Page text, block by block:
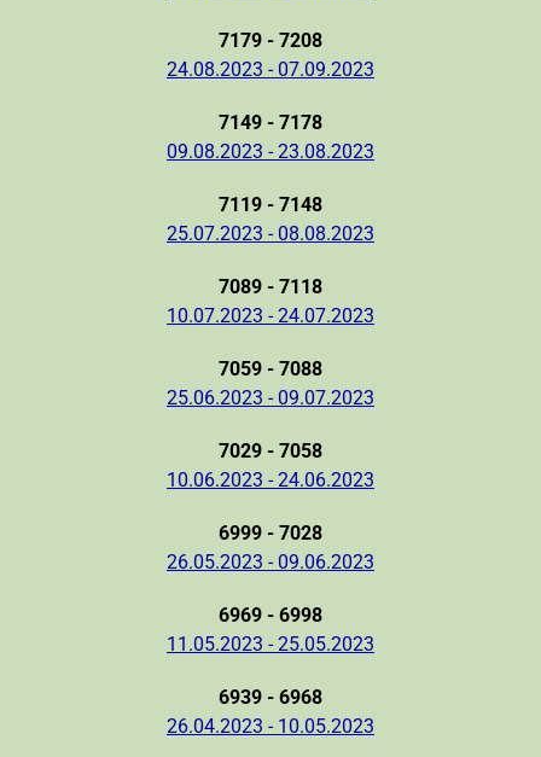
7179 - 7208
24.08.2023 - 07.09.2023
7149 - 7178
09.08.2023 - 23.08.2023
7119 - 7148
25.07.2023 - 08.08.2023
7089 - 7118
10.07.2023 - 24.07.2023
7059 - 7088
25.06.2023 - 09.07.2023
7029 - 7058
10.06.2023 - 24.06.2023
6999 - 7028
26.05.2023 - 09.06.2023
6969 - 6998
11.05.2023 - 25.05.2023
6939 - 6968
26.04.2023 - 10.05.2023